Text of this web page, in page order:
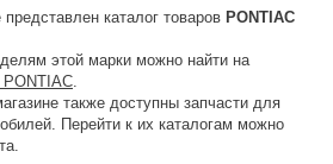
каталог товаров PONTIAC
этой марки можно найти на
PONTIAC.
также доступны запчасти для
Перейти к их каталогам можно